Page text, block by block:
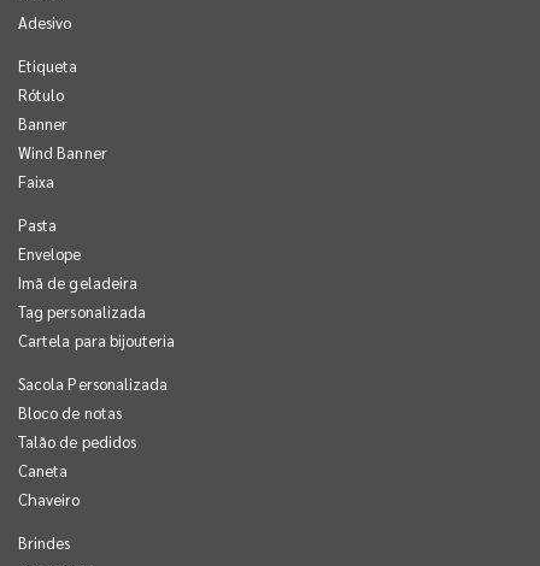
Adesivo
Etiqueta
Rótulo
Banner
Wind Banner
Faixa
Pasta
Envelope
Imã de geladeira
Tag personalizada
Cartela para bijouteria
Sacola Personalizada
Bloco de notas
Talão de pedidos
Caneta
Chaveiro
Brindes